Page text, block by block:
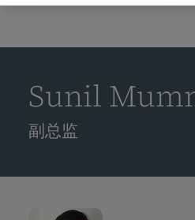
Sunil
副总监